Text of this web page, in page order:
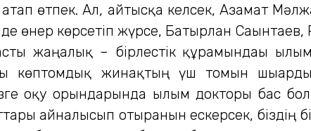
өтпек. Ал, айтысқа келсек, Азамат
өнер көрсетіп жүрсе, Батырлан
жаңалық – бірлестік құрамындағы
көптомдық жинақтың үш томын
оқу орындарында ғылым докторы бас
айналысып отырғанын ескерсек, біздің